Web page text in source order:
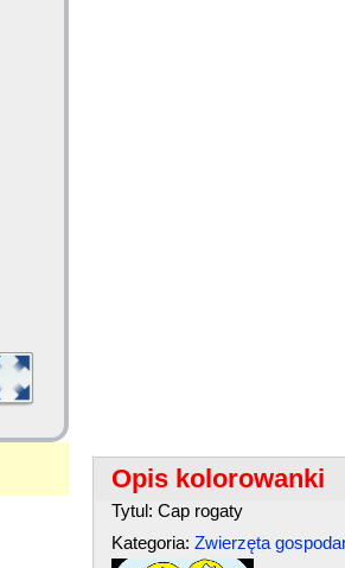
Opis kolorowanki
Tytul: Cap rogaty
Kategoria: Zwierzęta